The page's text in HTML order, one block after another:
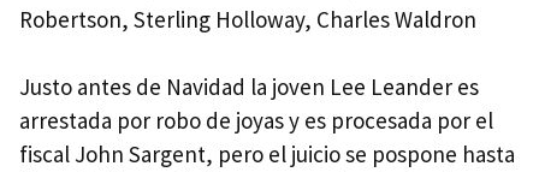
Robertson, Sterling Holloway, Charles Waldron
Justo antes de Navidad la joven Lee Leander es
arrestada por robo de joyas y es procesada por el
fiscal John Sargent, pero el juicio se pospone hasta